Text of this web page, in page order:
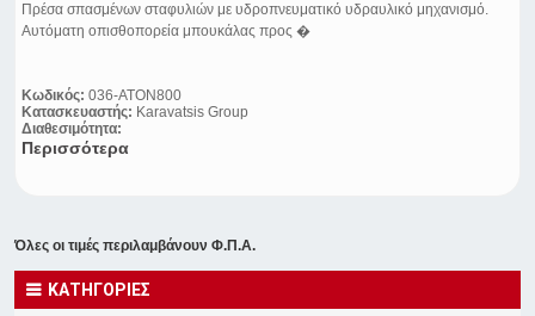
Πρέσα σπασμένων σταφυλιών με υδροπνευματικό υδραυλικό μηχανισμό.
Αυτόματη οπισθοπορεία μπουκάλας προς �
Κωδικός: 036-ATON800
Κατασκευαστής: Karavatsis Group
Διαθεσιμότητα:
Περισσότερα
Όλες οι τιμές περιλαμβάνουν Φ.Π.Α.
ΚΑΤΗΓΟΡΙΕΣ